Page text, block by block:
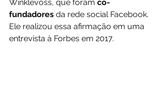
Winklevoss, que foram co-
fundadores da rede social Facebook.
Ele realizou essa afirmação em uma
entrevista à Forbes em 2017.